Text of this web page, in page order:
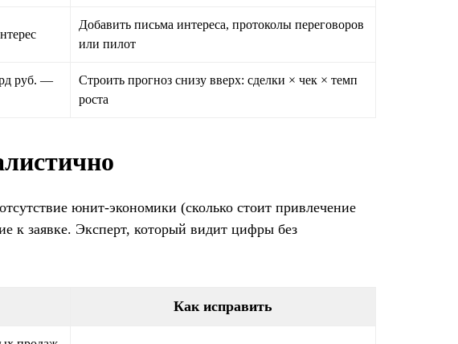
Добавить письма интереса, протоколы переговоров
или пилот
руб. —
Строить прогноз снизу вверх: сделки × чек × темп
роста
юнит-экономики (сколько стоит привлечение
к заявке. Эксперт, который видит цифры без
Как исправить